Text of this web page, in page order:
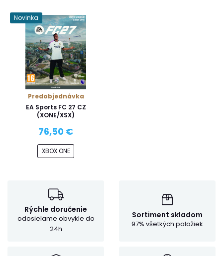
Novinka
Predobjednávka
EA Sports FC 27 CZ
(XONE/XSX)
76,50 €
XBOX ONE
Rýchle doručenie
odosielame obvykle do
24h
Sortiment skladom
97% všetkých položiek